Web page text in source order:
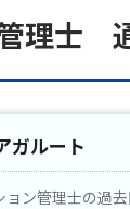
理士
ガルート
ョン管理士の過